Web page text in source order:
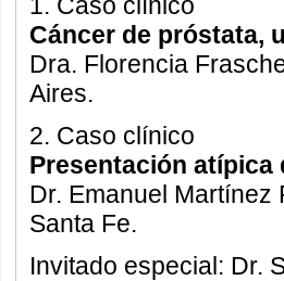
Cáncer de próstata,
Dra. Florencia
Aires.
2. Caso clínico
Presentación atípica
Dr. Emanuel Martínez
Santa Fe.
Invitado especial: Dr.